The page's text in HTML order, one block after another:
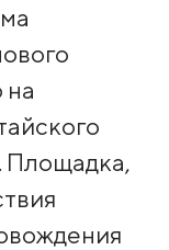
на
Площадка,